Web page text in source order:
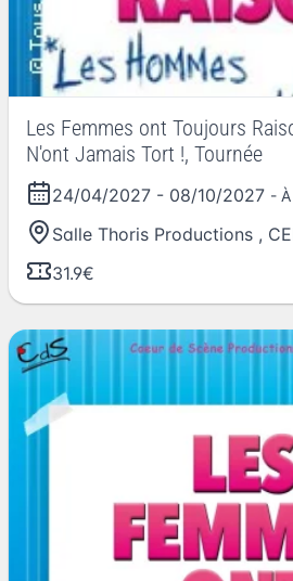
Les Femmes ont Toujours
N'ont Jamais Tort !, Tournée
24/04/2027 - 08/10/2027 -
Salle Thoris Productions ,
31.9€